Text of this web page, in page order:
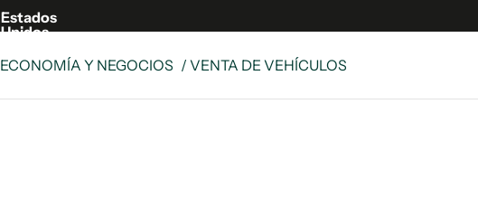
Estados
Unidos
ECONOMÍA Y NEGOCIOS / VENTA DE VEHÍCULOS